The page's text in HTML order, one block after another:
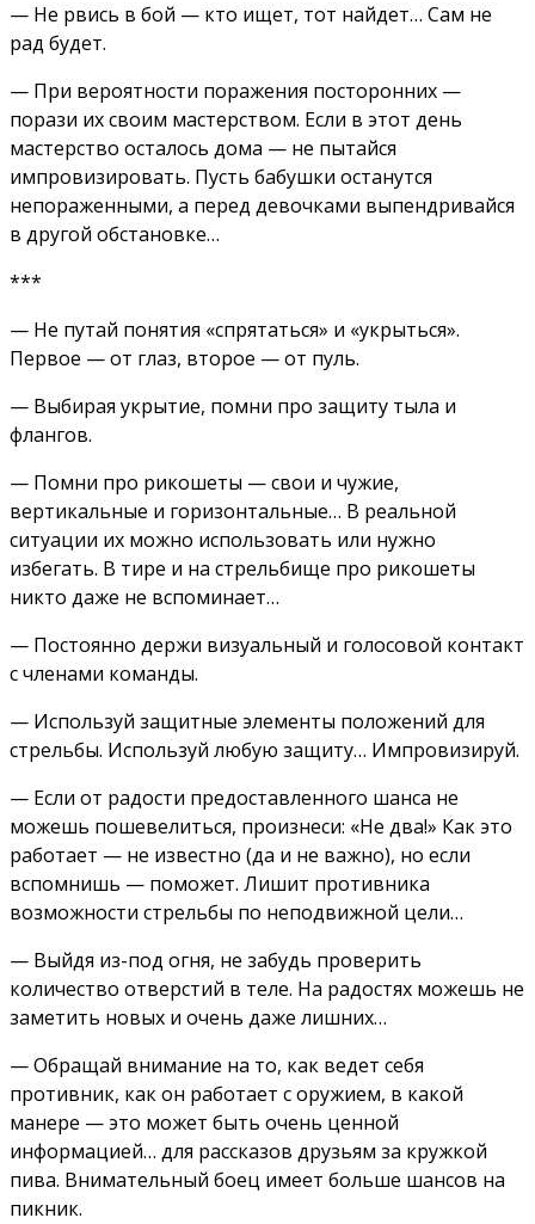
— Не рвись в бой — кто ищет, тот найдет… Сам не
рад будет.
— При вероятности поражения посторонних —
порази их своим мастерством. Если в этот день
мастерство осталось дома — не пытайся
импровизировать. Пусть бабушки останутся
непораженными, а перед девочками выпендривайся
в другой обстановке…
***
— Не путай понятия «спрятаться» и «укрыться».
Первое — от глаз, второе — от пуль.
— Выбирая укрытие, помни про защиту тыла и
флангов.
— Помни про рикошеты — свои и чужие,
вертикальные и горизонтальные… В реальной
ситуации их можно использовать или нужно
избегать. В тире и на стрельбище про рикошеты
никто даже не вспоминает…
— Постоянно держи визуальный и голосовой контакт
с членами команды.
— Используй защитные элементы положений для
стрельбы. Используй любую защиту… Импровизируй.
— Если от радости предоставленного шанса не
можешь пошевелиться, произнеси: «Не два!» Как это
работает — не известно (да и не важно), но если
вспомнишь — поможет. Лишит противника
возможности стрельбы по неподвижной цели…
— Выйдя из-под огня, не забудь проверить
количество отверстий в теле. На радостях можешь не
заметить новых и очень даже лишних…
— Обращай внимание на то, как ведет себя
противник, как он работает с оружием, в какой
манере — это может быть очень ценной
информацией… для рассказов друзьям за кружкой
пива. Внимательный боец имеет больше шансов на
пикник.